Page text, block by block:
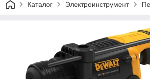
Каталог Электроинструмент